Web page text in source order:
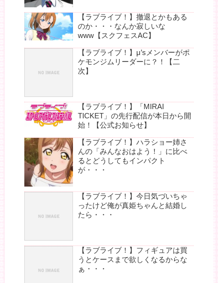
【ラブライブ！】撤退とかもある
のか・・・なんか寂しいな
www【スクフェスAC】
【ラブライブ！】μ’sメンバーがポ
ケモンジムリーダーに？！【二
次】
【ラブライブ！】「MIRAI
TICKET」の先行配信が本日から開
始！【公式お知らせ】
【ラブライブ！】ハラショー姉さ
んの「みんなおはよう！」に比べ
るとどうしてもインパクト
が・・・
【ラブライブ！】今日気づいちゃ
ったけど俺が真姫ちゃんと結婚し
たら・・・
【ラブライブ！】フィギュアは買
うとケースまで欲しくなるからな
ぁ・・・